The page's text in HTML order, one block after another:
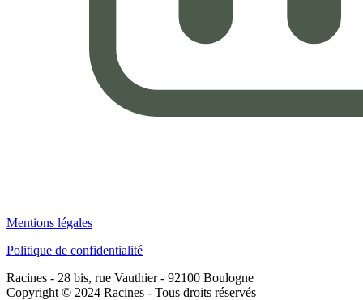
Mentions légales
Politique de confidentialité
Racines - 28 bis, rue Vauthier - 92100 Boulogne
Copyright © 2024 Racines - Tous droits réservés